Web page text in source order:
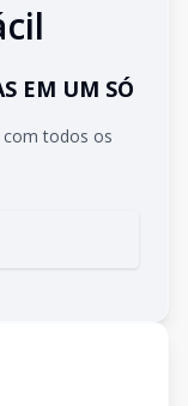
EM UM SÓ
com todos os